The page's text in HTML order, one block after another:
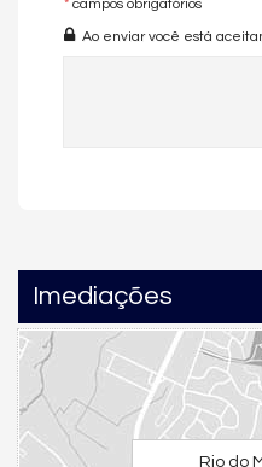
* campos obrigatórios
Ao enviar você está
Imediações
Rio do